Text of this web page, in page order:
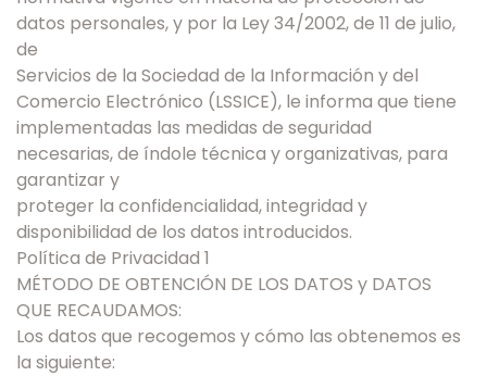
datos personales, y por la Ley 34/2002, de 11 de julio,
de
Servicios de la Sociedad de la Información y del
Comercio Electrónico (LSSICE), le informa que tiene
implementadas las medidas de seguridad
necesarias, de índole técnica y organizativas, para
garantizar y
proteger la confidencialidad, integridad y
disponibilidad de los datos introducidos.
Política de Privacidad 1
MÉTODO DE OBTENCIÓN DE LOS DATOS y DATOS
QUE RECAUDAMOS:
Los datos que recogemos y cómo las obtenemos es
la siguiente: